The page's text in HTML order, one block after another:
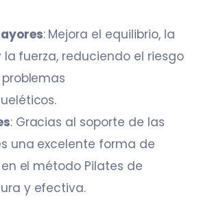
: Mejora el equilibrio, la
fuerza, reduciendo el riesgo
: Gracias al soporte de las
una excelente forma de
el método Pilates de
y efectiva.